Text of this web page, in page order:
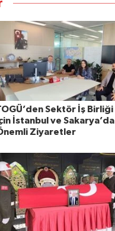
Sektör İş Birliği
İstanbul ve Sakarya’da
Ziyaretler